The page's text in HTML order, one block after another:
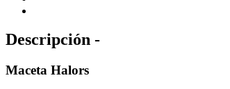
Descripción -
Maceta Halors